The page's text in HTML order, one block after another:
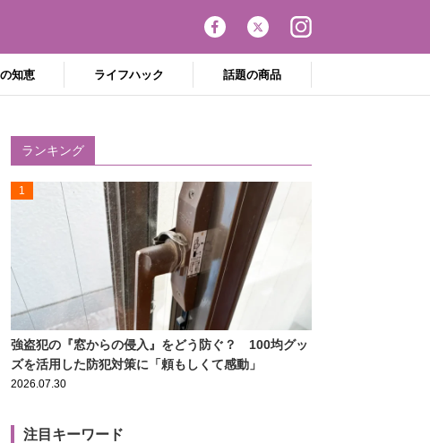
知恵 ライフハック 話題の商品
ランキング
1
強盗犯の『窓からの侵入』をどう防ぐ？ 100均グッ
ズを活用した防犯対策に「頼もしくて感動」
2026.07.30
注目キーワード